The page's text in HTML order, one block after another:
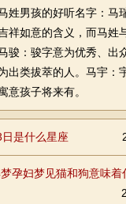
男孩的好听名字：马
祥如意的含义，而马姓
骏：骏字意为优秀、出
出类拔萃的人。马宇：
意孩子将来有。
是什么星座
孕妇梦见猫和狗意味着